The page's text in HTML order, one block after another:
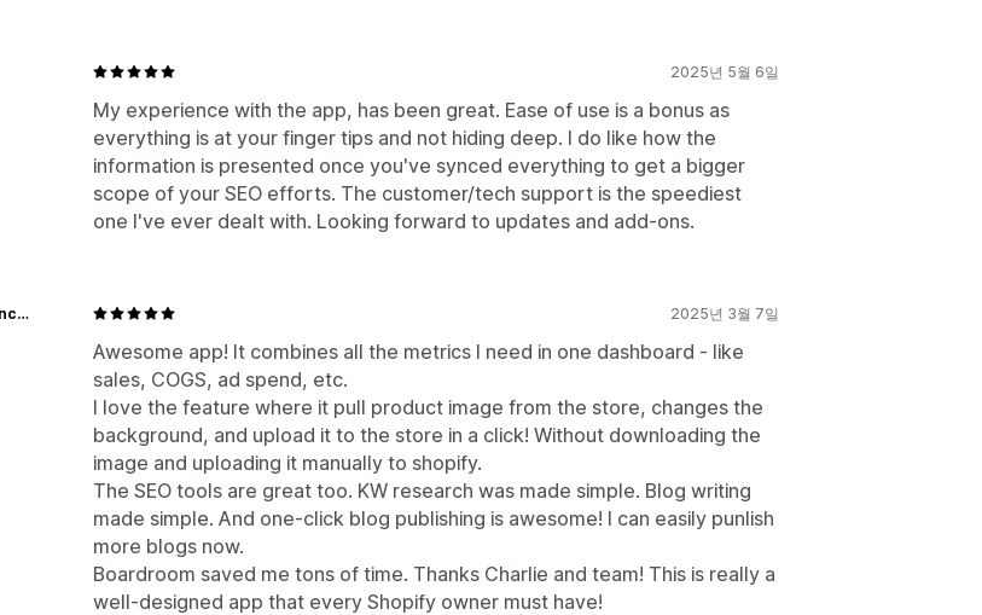
2025년 5월 6일
My experience with the app, has been great. Ease of use is a bonus as
everything is at your finger tips and not hiding deep. I do like how the
information is presented once you've synced everything to get a bigger
scope of your SEO efforts. The customer/tech support is the speediest
one I've ever dealt with. Looking forward to updates and add-ons.
2025년 3월 7일
Awesome app! It combines all the metrics I need in one dashboard - like
sales, COGS, ad spend, etc.
I love the feature where it pull product image from the store, changes the
background, and upload it to the store in a click! Without downloading the
image and uploading it manually to shopify.
The SEO tools are great too. KW research was made simple. Blog writing
made simple. And one-click blog publishing is awesome! I can easily punlish
more blogs now.
Boardroom saved me tons of time. Thanks Charlie and team! This is really a
well-designed app that every Shopify owner must have!
House of Pure Essence (HoPE)